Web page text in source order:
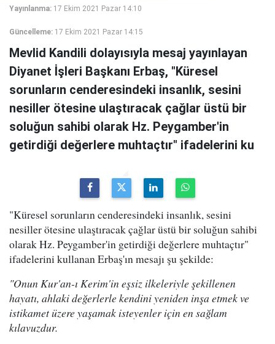
Yayınlanma: 17 Ekim 2021 Pazar 14:10
Güncelleme: 17 Ekim 2021 Pazar 14:15
Mevlid Kandili dolayısıyla mesaj yayınlayan
Diyanet İşleri Başkanı Erbaş, "Küresel
sorunların cenderesindeki insanlık, sesini
nesiller ötesine ulaştıracak çağlar üstü bir
soluğun sahibi olarak Hz. Peygamber'in
getirdiği değerlere muhtaçtır" ifadelerini ku
"Küresel sorunların cenderesindeki insanlık, sesini
nesiller ötesine ulaştıracak çağlar üstü bir soluğun sahibi
olarak Hz. Peygamber'in getirdiği değerlere muhtaçtır"
ifadelerini kullanan Erbaş'ın mesajı şu şekilde:
"Onun Kur'an-ı Kerim'in eşsiz ilkeleriyle şekillenen
hayatı, ahlaki değerlerle kendini yeniden inşa etmek ve
istikamet üzere yaşamak isteyenler için en sağlam
kılavuzdur.